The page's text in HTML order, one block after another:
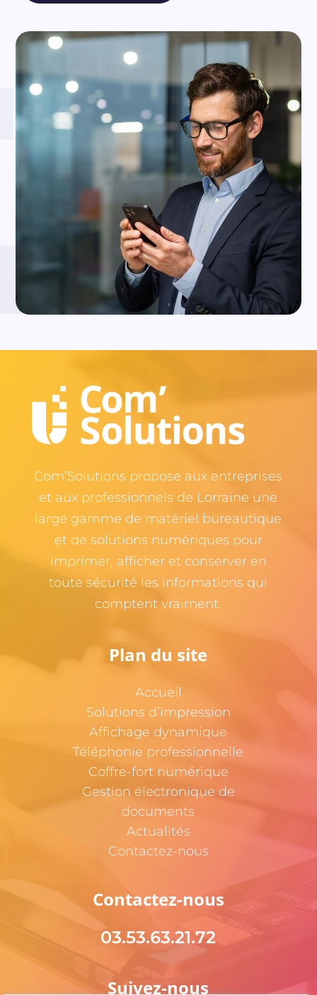
Com’Solutions propose aux entreprises
et aux professionnels de Lorraine une
large gamme de matériel bureautique
et de solutions numériques pour
imprimer, afficher et conserver en
toute sécurité les informations qui
comptent vraiment.
Plan du site
Accueil
Solutions d’impression
Affichage dynamique
Téléphonie professionnelle
Coffre-fort numérique
Gestion électronique de
documents
Actualités
Contactez-nous
Contactez-nous
03.53.63.21.72
Suivez-nous